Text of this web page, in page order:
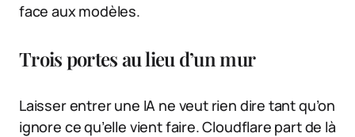
face aux modèles.
Trois portes au lieu d’un mur
Laisser entrer une IA ne veut rien dire tant qu’on
ignore ce qu’elle vient faire. Cloudflare part de là